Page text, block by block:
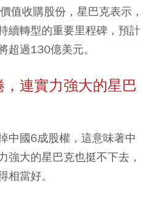
值收購股份，星巴克表示，
續轉型的重要里程碑，預計
超過130億美元。
連實力強大的星巴
中國6成股權，這意味著中
強大的星巴克也挺不下去，
相當好。